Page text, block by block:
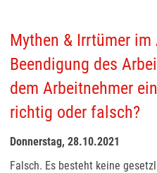
Mythen & Irrtümer im
Beendigung des
dem Arbeitnehmer
richtig oder falsch?
Donnerstag, 28.10.2021
Falsch. Es besteht keine